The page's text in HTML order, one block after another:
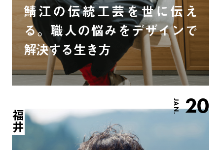
鯖江の伝統工芸を世に伝え
る。職人の悩みをデザインで
解決する生き方
JAN. 20
福井